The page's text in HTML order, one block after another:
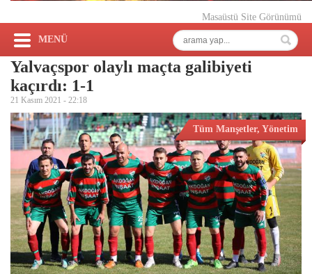
Masaüstü Site Görünümü
MENÜ
Yalvaçspor olaylı maçta galibiyeti
kaçırdı: 1-1
21 Kasım 2021 - 22:18
Tüm Manşetler, Yönetim